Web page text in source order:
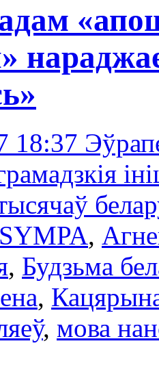
18:37
SYMPA,
, Будзьма
,
, мова